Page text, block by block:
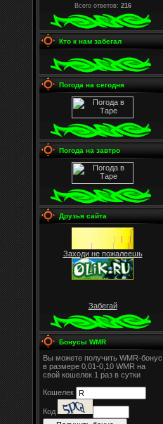
Всего ответов: 216
Кто к нам забегал
Погода на сегодня
Погода на завтро
Друзья сайта
Заходи не пожалеешь
Забегай
Бонусы WMR
Вы можете получить WMR-бонус
в размере 0,01-0,10 WMR на
свой кошелек 1 раз в сутки
Кошелек
Код